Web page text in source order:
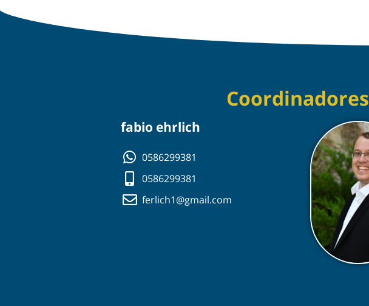
Coordinadores
fabio ehrlich
0586299381
0586299381
ferlich1@gmail.com